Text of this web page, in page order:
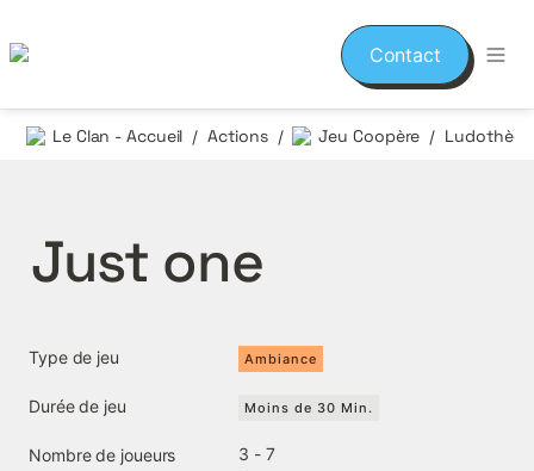
Contact
Le Clan - Accueil / Actions / Jeu Coopère /
Just one
Type de jeu Ambiance
Durée de jeu Moins de 30 Min.
Nombre de joueurs
3 - 7